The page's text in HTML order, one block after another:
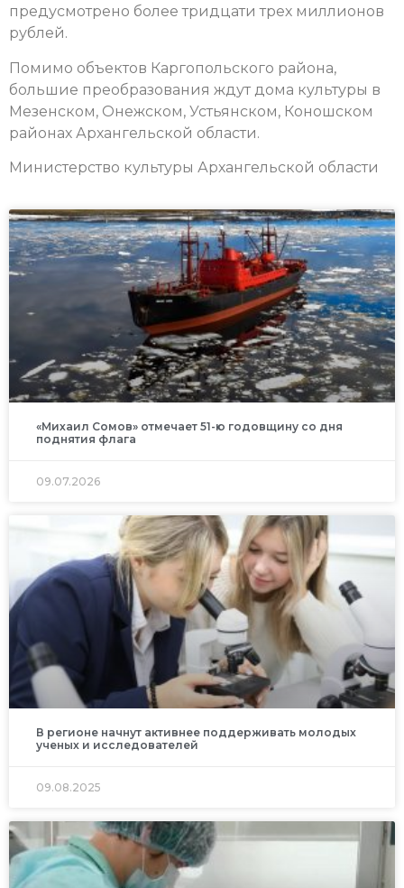
предусмотрено более тридцати трех миллионов
рублей.
Помимо объектов Каргопольского района,
большие преобразования ждут дома культуры в
Мезенском, Онежском, Устьянском, Коношском
районах Архангельской области.
Министерство культуры Архангельской области
«Михаил Сомов» отмечает 51-ю годовщину со дня
поднятия флага
09.07.2026
В регионе начнут активнее поддерживать молодых
ученых и исследователей
09.08.2025